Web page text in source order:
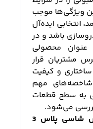
ویژگی‌ها موجب
انتخابی ایده‌آل
باشد و در
عنوان محصولی
مشتریان قرار
و کیفیت
مهم
به سطح قطعات
می‌شود.
میزان چسبندگی روغن گریس شاسی پلاس 3